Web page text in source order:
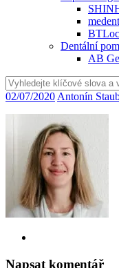
Dentální
AB
Vyhledat
02/07/2020 Antonín
Napsat komentář